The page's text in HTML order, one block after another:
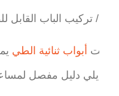
تركيب الباب القابل
أبواب ثنائية الطي
يلي دليل مفصل